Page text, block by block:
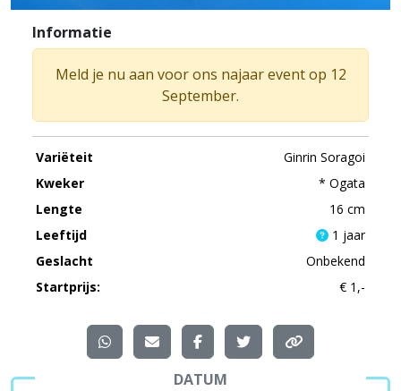
Informatie
Meld je nu aan voor ons najaar event op 12
September.
Variëteit
Ginrin Soragoi
Kweker
* Ogata
Lengte
16 cm
Leeftijd
1 jaar
Geslacht
Onbekend
Startprijs:
€ 1,-
DATUM